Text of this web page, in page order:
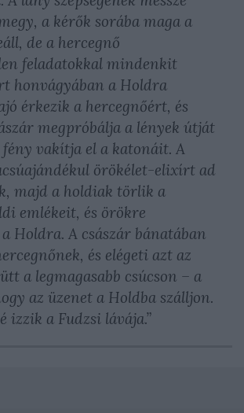
a kérők sorába maga a
de a hercegnő
feladatokkal mindenkit
honvágyában a Holdra
érkezik a hercegnőért, és
megpróbálja a lények útját
vakítja el a katonáit. A
örökélet-elixírt ad
majd a holdiak törlik a
emlékeit, és örökre
Holdra. A császár bánatában
és elégeti azt az
a legmagasabb csúcson – a
az üzenet a Holdba szálljon.
izzik a Fudzsi lávája.”